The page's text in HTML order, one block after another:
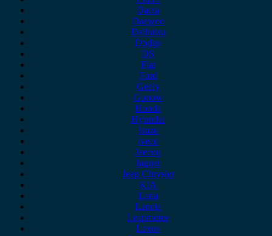
Dacia
Daewoo
Daihatsu
Dodge
DS
Fiat
Ford
Geely
Gonow
Honda
Hyundai
Isuzu
iveco
Jaecoo
Jaguar
Jeep Chrysler
KIA
Lada
Lancia
Leapmotor
Lexus